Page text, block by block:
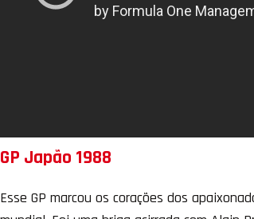
GP Japão 1988
Esse GP marcou os corações dos